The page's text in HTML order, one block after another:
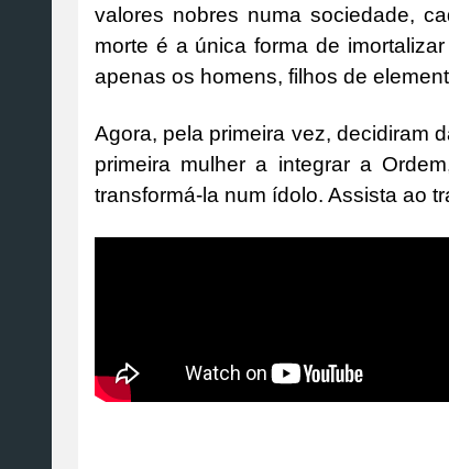
valores nobres numa sociedade,
morte é a única forma de
apenas os homens, filhos de
Agora, pela primeira vez, decidiram
primeira mulher a integrar a
transformá-la num ídolo. Assista ao